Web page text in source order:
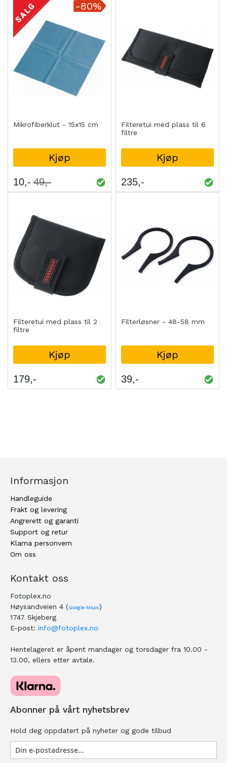
-80%
Mikrofiberklut - 15x15 cm
Kjøp
10 49
Filteretui med plass til 6
filtre
Kjøp
235
Filteretui med plass til 2
filtre
Kjøp
179
Filterløsner - 48-58 mm
Kjøp
39
Informasjon
Handleguide
Frakt og levering
Angrerett og garanti
Support og retur
Klarna personvern
Om oss
Kontakt oss
Fotoplex.no
Høysandveien 4 (Google Maps)
1747 Skjeberg
E-post: info@fotoplex.no
Hentelageret er åpent mandager og torsdager fra 10.00 -
13.00, ellers etter avtale.
Abonner på vårt nyhetsbrev
Hold deg oppdatert på nyheter og gode tilbud